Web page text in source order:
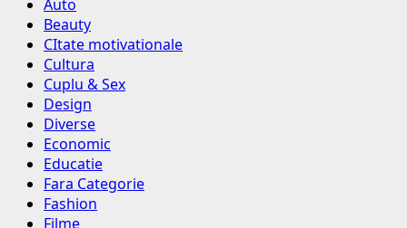
Auto
Beauty
CItate motivationale
Cultura
Cuplu & Sex
Design
Diverse
Economic
Educatie
Fara Categorie
Fashion
Filme